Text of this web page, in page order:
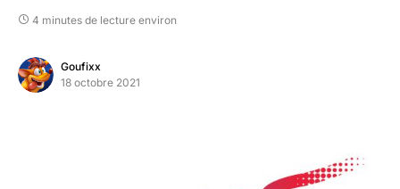
4 minutes de lecture environ
Goufixx
18 octobre 2021